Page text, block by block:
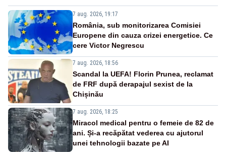
7 aug. 2026, 19:17
România, sub monitorizarea Comisiei
Europene din cauza crizei energetice. Ce
cere Victor Negrescu
7 aug. 2026, 18:56
Scandal la UEFA! Florin Prunea, reclamat
de FRF după derapajul sexist de la
Chișinău
7 aug. 2026, 18:25
Miracol medical pentru o femeie de 82 de
ani. Și-a recăpătat vederea cu ajutorul
unei tehnologii bazate pe AI